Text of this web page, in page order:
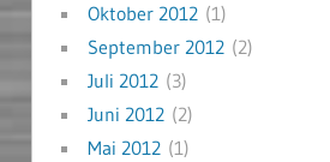
Oktober 2012(1)
September 2012(2)
Juli 2012(3)
Juni 2012(2)
Mai 2012(1)